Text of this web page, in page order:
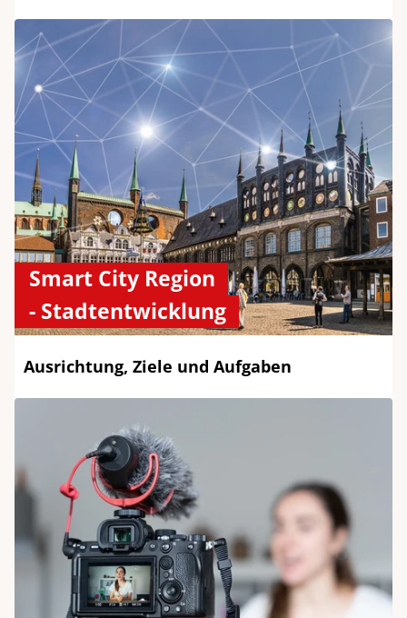
Smart City Region
- Stadtentwicklung
Ausrichtung, Ziele und Aufgaben